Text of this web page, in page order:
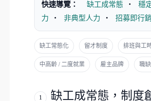
快速導覽： 缺工成常態 ・
穩
力
・ 非典型人力 ・ 招募即行銷
缺工常態化 留才制度 排班與工
中高齡 / 二度就業 雇主品牌 職
1
缺工成常態，制度